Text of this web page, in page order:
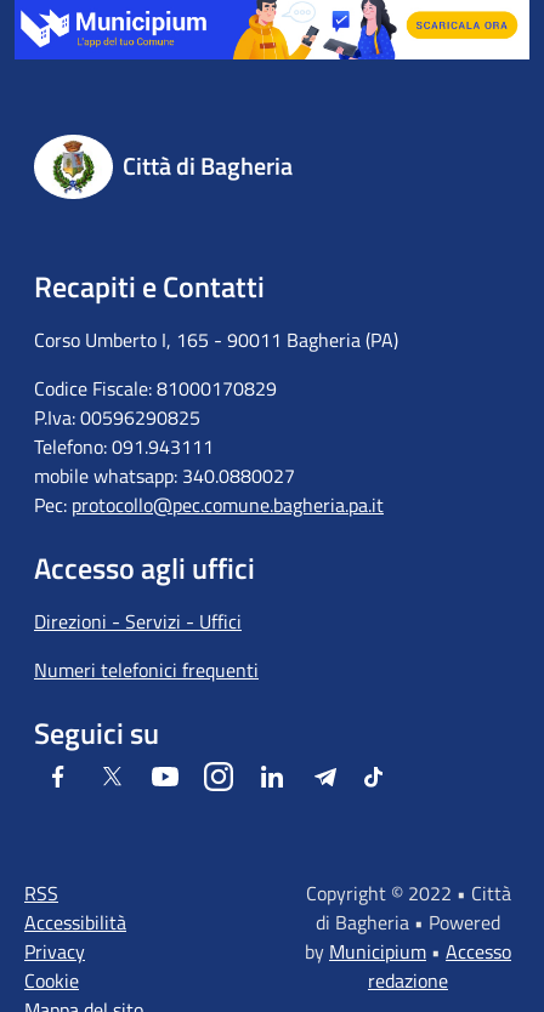
Città di Bagheria
Recapiti e Contatti
Corso Umberto I, 165 - 90011 Bagheria (PA)
Codice Fiscale: 81000170829
P.Iva: 00596290825
Telefono: 091.943111
mobile whatsapp: 340.0880027
Pec: protocollo@pec.comune.bagheria.pa.it
Accesso agli uffici
Direzioni - Servizi - Uffici
Numeri telefonici frequenti
Seguici su
Facebook Twitter YoutubeInstagramLinkedIn TelegramTiktok
RSS
Accessibilità
Privacy
Cookie
Copyright © 2022 • Città
di Bagheria • Powered
by Municipium • Accesso
redazione